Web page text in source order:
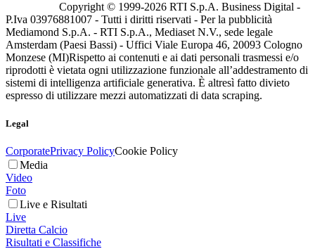
Copyright © 1999-2026 RTI S.p.A. Business Digital -
P.Iva 03976881007 - Tutti i diritti riservati - Per la pubblicità
Mediamond S.p.A. - RTI S.p.A., Mediaset N.V., sede legale
Amsterdam (Paesi Bassi) - Uffici Viale Europa 46, 20093 Cologno
Monzese (MI)Rispetto ai contenuti e ai dati personali trasmessi e/o
riprodotti è vietata ogni utilizzazione funzionale all’addestramento di
sistemi di intelligenza artificiale generativa. È altresì fatto divieto
espresso di utilizzare mezzi automatizzati di data scraping.
Legal
CorporatePrivacy PolicyCookie Policy
Media
Video
Foto
Live e Risultati
Live
Diretta Calcio
Risultati e Classifiche